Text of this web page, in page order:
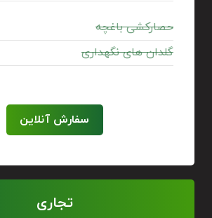
حصارکشی باغچه
گلدان های نگهداری
سفارش آنلاین
تجاری